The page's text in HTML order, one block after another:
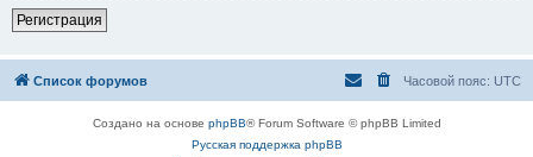
Регистрация
Список форумов Часовой пояс: UTC
Создано на основе phpBB® Forum Software © phpBB Limited
Русская поддержка phpBB